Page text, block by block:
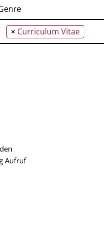
× Curriculum Vitae
Aufruf